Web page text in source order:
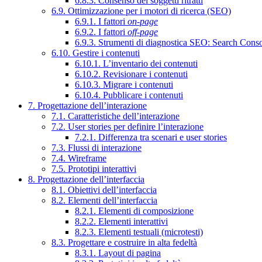
6.9. Ottimizzazione per i motori di ricerca (SEO)
6.9.1. I fattori on-page
6.9.2. I fattori off-page
6.9.3. Strumenti di diagnostica SEO: Search
6.10. Gestire i contenuti
6.10.1. L’inventario dei contenuti
6.10.2. Revisionare i contenuti
6.10.3. Migrare i contenuti
6.10.4. Pubblicare i contenuti
7. Progettazione dell’interazione
7.1. Caratteristiche dell’interazione
7.2. User stories per definire l’interazione
7.2.1. Differenza tra scenari e user stories
7.3. Flussi di interazione
7.4. Wireframe
7.5. Prototipi interattivi
8. Progettazione dell’interfaccia
8.1. Obiettivi dell’interfaccia
8.2. Elementi dell’interfaccia
8.2.1. Elementi di composizione
8.2.2. Elementi interattivi
8.2.3. Elementi testuali (microtesti)
8.3. Progettare e costruire in alta fedeltà
8.3.1. Layout di pagina